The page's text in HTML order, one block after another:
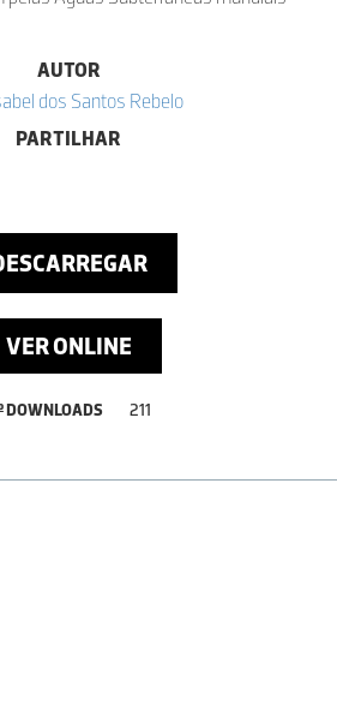
AUTOR
dos Santos Rebelo
PARTILHAR
VER ONLINE
DOWNLOADS 211